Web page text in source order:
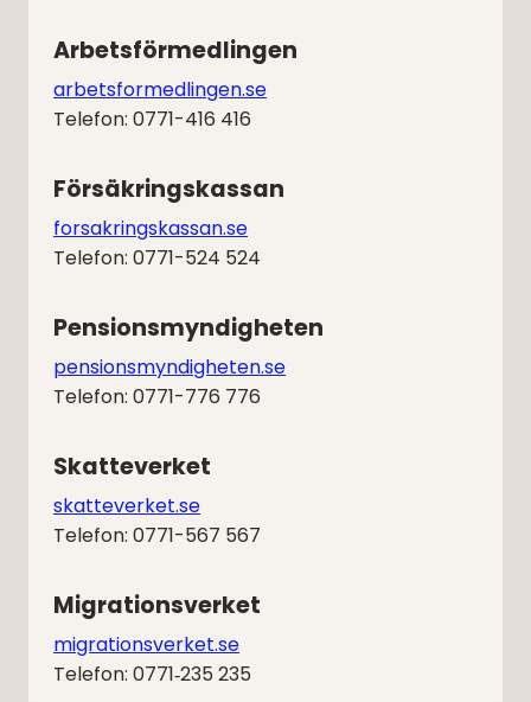
Arbetsförmedlingen
arbetsformedlingen.se
Telefon: 0771-416 416
Försäkringskassan
forsakringskassan.se
Telefon: 0771-524 524
Pensionsmyndigheten
pensionsmyndigheten.se
Telefon: 0771-776 776
Skatteverket
skatteverket.se
Telefon: 0771-567 567
Migrationsverket
migrationsverket.se
Telefon: 0771‑235 235